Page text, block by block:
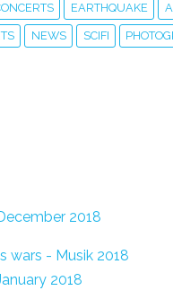
EARTHQUAKE
NEWS SCIFI
2018
wars - Musik 2018
2018